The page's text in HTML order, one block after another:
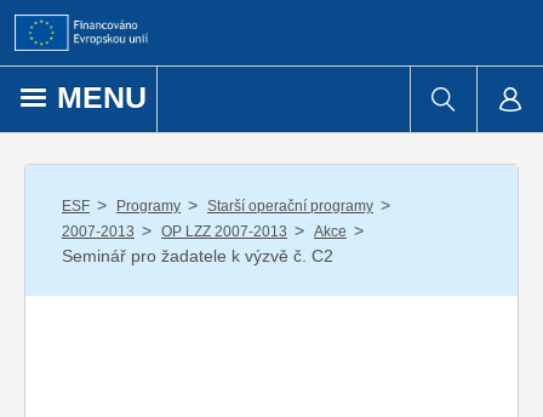
Přejít k obsahu
MENU
ESF / Programy / Starší operační programy /
2007-2013 / OP LZZ 2007-2013 / Akce /
Seminář pro žadatele k výzvě č. C2